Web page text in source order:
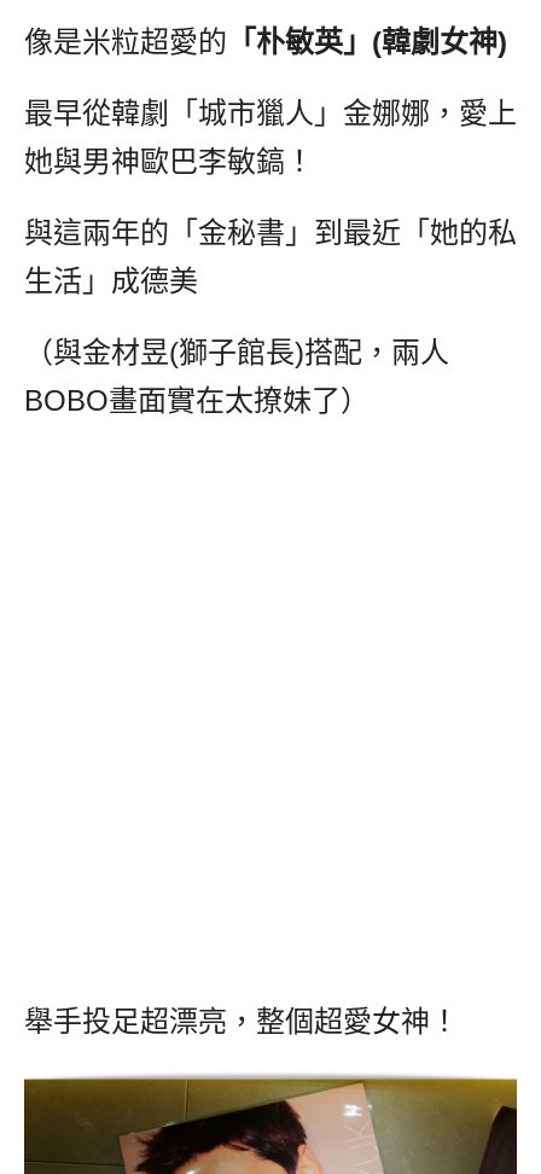
像是米粒超愛的 「朴敏英」(韓劇女神)
最早從韓劇「城市獵人」金娜娜，愛上
她與男神歐巴李敏鎬！
與這兩年的「金秘書」到最近「她的私
生活」成德美
（與金材昱(獅子館長)搭配，兩人
BOBO畫面實在太撩妹了）
舉手投足超漂亮，整個超愛女神！